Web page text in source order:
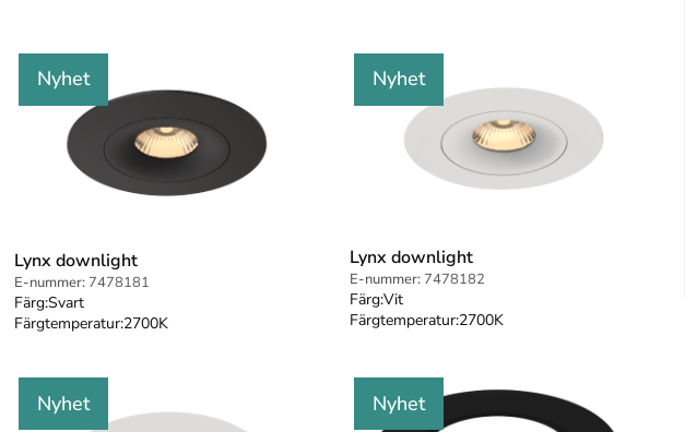
Nyhet
Lynx downlight
E-nummer: 7478181
Färg:Svart
Färgtemperatur:2700K
Nyhet
Lynx downlight
E-nummer: 7478182
Färg:Vit
Färgtemperatur:2700K
Nyhet Nyhet